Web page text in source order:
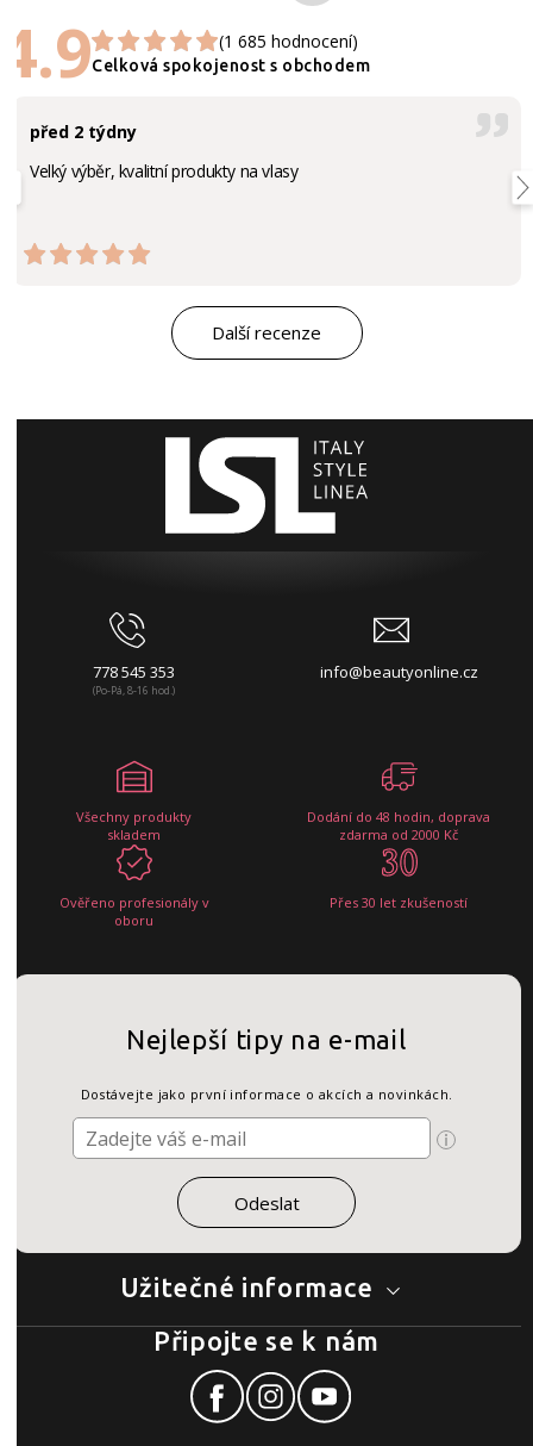
4.9 (1 685 hodnocení)
Celková spokojenost s obchodem
před 2 týdny
Velký výběr, kvalitní produkty na vlasy
Další recenze
778 545 353
(Po-Pá, 8-16 hod.)
info@beautyonline.cz
Všechny produkty
skladem
Dodání do 48 hodin, doprava
zdarma od 2000 Kč
Ověřeno profesionály v
oboru
Přes 30 let zkušeností
Užitečné informace
Nejlepší tipy na e-mail
Dostávejte jako první informace o akcích a novinkách.
Připojte se k nám